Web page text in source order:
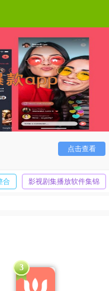
点击查看
节奏的视频
让我们一起
合 影视剧集播放软件集锦
3